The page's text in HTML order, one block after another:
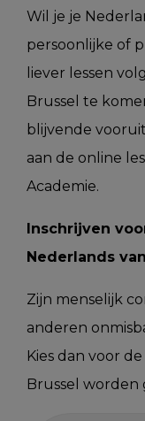
Wil je je
persoonlijke of
liever lessen
Brussel te
blijvende
aan de online
Academie.
Inschrijven
Nederlands
Zijn menselijk
anderen
Kies dan voor
Brussel worden